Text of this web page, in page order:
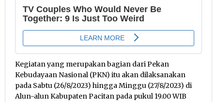
Kegiatan yang merupakan bagian dari Pekan
Kebudayaan Nasional (PKN) itu akan dilaksanakan
pada Sabtu (26/8/2023) hingga Minggu (27/8/2023) di
Alun-alun Kabupaten Pacitan pada pukul 19.00 WIB